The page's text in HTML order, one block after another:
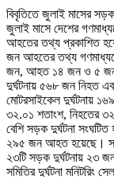
বিবৃতিতে জুলাই মাসের সড়ক
জুলাই মাসে দেশের
আহতের তথ্য প্রকাশিত
জন আহতের তথ্য
জন, আহত ১৪ জন ও ৫ জন
দুর্ঘটনায় ৫৬৮ জন নিহত
মোটরসাইকেল দুর্ঘটনায়
৩২.০১ শতাংশ, নিহতের
বেশি সড়ক দুর্ঘটনা
২৯৫ জন আহত হয়েছে।
২৩টি সড়ক দুর্ঘটনায় ২৩
সমিতির দুর্ঘটনা মনিটরিং